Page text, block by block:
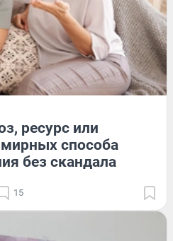
ресурс или
способа
без скандала
15